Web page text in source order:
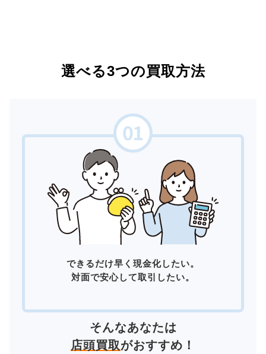
選べる3つの買取方法
できるだけ早く現金化したい。
対面で安心して取引したい。
そんなあなたは
店頭買取がおすすめ！